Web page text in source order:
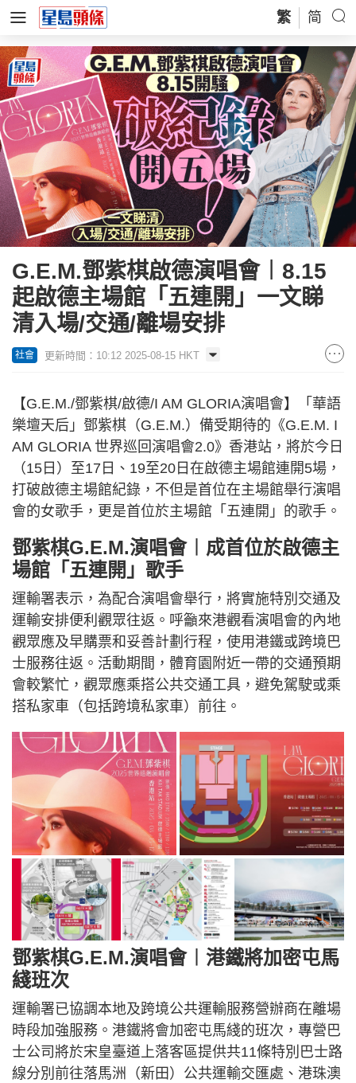
繁 简
G.E.M.鄧紫棋啟德演唱會︱8.15
起啟德主場館「五連開」一文睇
清入場/交通/離場安排
社會 更新時間：10:12 2025-08-15 HKT
【G.E.M./鄧紫棋/啟德/I AM GLORIA演唱會】「華語
樂壇天后」鄧紫棋（G.E.M.）備受期待的《G.E.M. I
AM GLORIA 世界巡回演唱會2.0》香港站，將於今日
（15日）至17日、19至20日在啟德主場館連開5場，
打破啟德主場館紀錄，不但是首位在主場館舉行演唱
會的女歌手，更是首位於主場館「五連開」的歌手。
鄧紫棋G.E.M.演唱會︱成首位於啟德主
場館「五連開」歌手
運輸署表示，為配合演唱會舉行，將實施特別交通及
運輸安排便利觀眾往返。呼籲來港觀看演唱會的內地
觀眾應及早購票和妥善計劃行程，使用港鐵或跨境巴
士服務往返。活動期間，體育園附近一帶的交通預期
會較繁忙，觀眾應乘搭公共交通工具，避免駕駛或乘
搭私家車（包括跨境私家車）前往。
鄧紫棋G.E.M.演唱會︱港鐵將加密屯馬
綫班次
運輸署已協調本地及跨境公共運輸服務營辦商在離場
時段加強服務。港鐵將會加密屯馬綫的班次，專營巴
士公司將於宋皇臺道上落客區提供共11條特別巴士路
線分別前往落馬洲（新田）公共運輸交匯處、港珠澳